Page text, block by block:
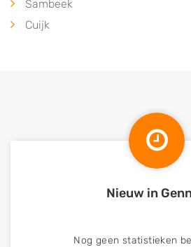
Sambeek
Cuijk
Nieuw in
Nog geen statistieken